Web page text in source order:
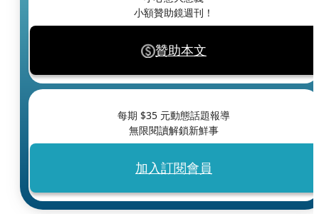
小額贊助鏡週刊！
贊助本文
每期 $35 元動態話題報導
無限閱讀解鎖新鮮事
加入訂閱會員